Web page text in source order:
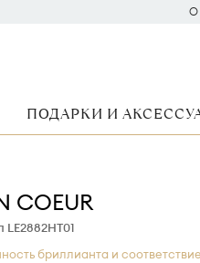
О
ПОДАРКИ И
COEUR
LE2882HT01
бриллианта и